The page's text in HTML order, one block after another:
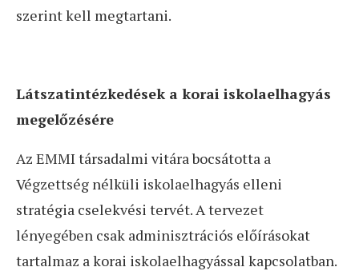
szerint kell megtartani.
Látszatintézkedések a korai iskolaelhagyás
megelőzésére
Az EMMI társadalmi vitára bocsátotta a
Végzettség nélküli iskolaelhagyás elleni
stratégia cselekvési tervét. A tervezet
lényegében csak adminisztrációs előírásokat
tartalmaz a korai iskolaelhagyással kapcsolatban.